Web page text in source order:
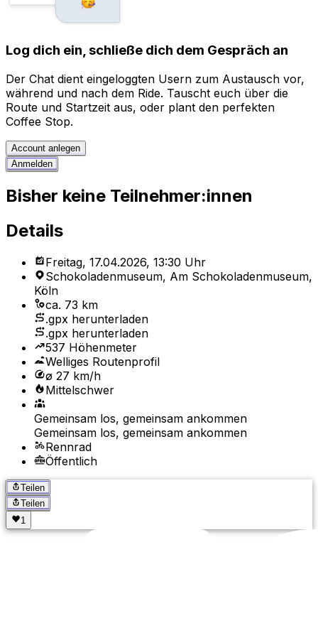
Log dich ein, schließe dich dem Gespräch an
Der Chat dient eingeloggten Usern zum Austausch vor,
während und nach dem Ride. Tauscht euch über die
Route und Startzeit aus, oder plant den perfekten
Coffee Stop.
Account anlegen
Anmelden
Bisher keine Teilnehmer:innen
Details
Freitag, 17.04.2026, 13:30 Uhr
Schokoladenmuseum, Am Schokoladenmuseum,
Köln
ca. 73 km
.gpx herunterladen
.gpx herunterladen
537 Höhenmeter
Welliges Routenprofil
ø 27 km/h
Mittelschwer
Gemeinsam los, gemeinsam ankommen
Gemeinsam los, gemeinsam ankommen
Rennrad
Öffentlich
Teilen
Teilen